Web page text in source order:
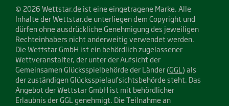
© 2026 Wettstar.de ist eine eingetragene Marke. Alle
Inhalte der Wettstar.de unterliegen dem Copyright und
dürfen ohne ausdrückliche Genehmigung des jeweiligen
Rechteinhabers nicht anderweitig verwendet werden.
Die Wettstar GmbH ist ein behördlich zugelassener
Wettveranstalter, der unter der Aufsicht der
Gemeinsamen Glücksspielbehörde der Länder (GGL ) als
der zuständigen Glücksspielaufsichtsbehörde steht. Das
Angebot der Wettstar GmbH ist mit behördlicher
Erlaubnis der GGL genehmigt. Die Teilnahme an